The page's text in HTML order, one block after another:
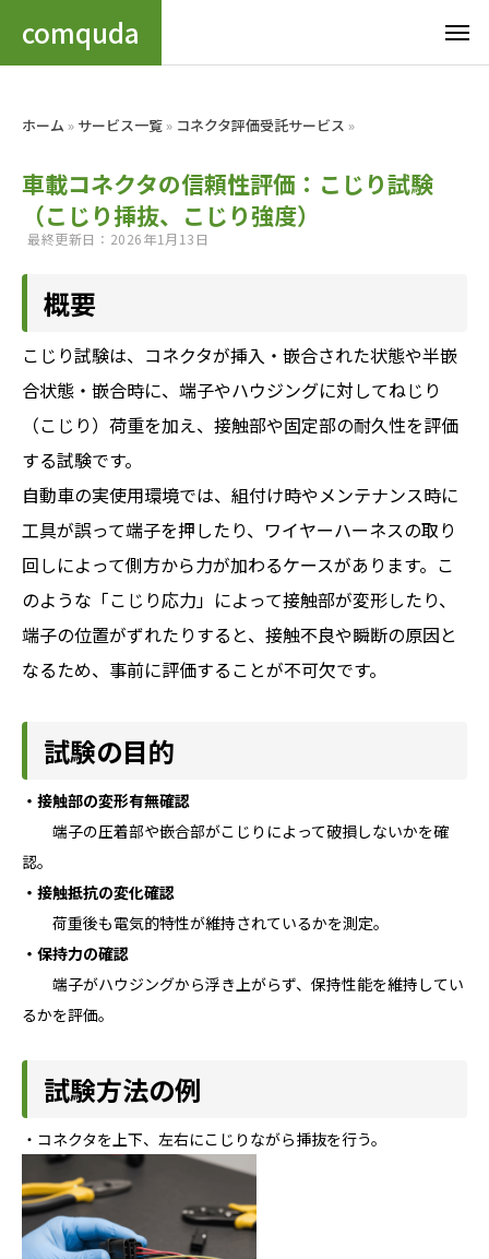
comquda
ホーム » サービス一覧» コネクタ評価受託サービス »
車載コネクタの信頼性評価：こじり試験
（こじり挿抜、こじり強度）
最終更新日：2026年1月13日
概要
こじり試験は、コネクタが挿入・嵌合された状態や半嵌
合状態・嵌合時に、端子やハウジングに対してねじり
（こじり）荷重を加え、接触部や固定部の耐久性を評価
する試験です。
自動車の実使用環境では、組付け時やメンテナンス時に
工具が誤って端子を押したり、ワイヤーハーネスの取り
回しによって側方から力が加わるケースがあります。こ
のような「こじり応力」によって接触部が変形したり、
端子の位置がずれたりすると、接触不良や瞬断の原因と
なるため、事前に評価することが不可欠です。
試験の目的
・接触部の変形有無確認
端子の圧着部や嵌合部がこじりによって破損しないかを確
認。
・接触抵抗の変化確認
荷重後も電気的特性が維持されているかを測定。
・保持力の確認
端子がハウジングから浮き上がらず、保持性能を維持してい
るかを評価。
試験方法の例
・コネクタを上下、左右にこじりながら挿抜を行う。